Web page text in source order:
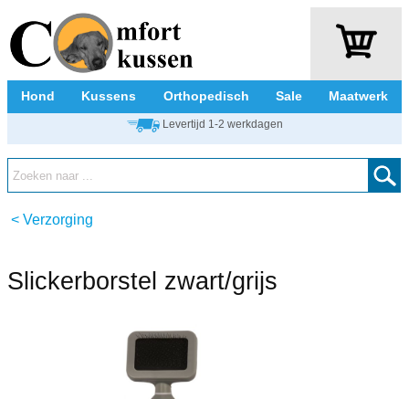
Hond Kussens Orthopedisch Sale Maatwerk
Levertijd 1-2 werkdagen
< Verzorging
Slickerborstel zwart/grijs